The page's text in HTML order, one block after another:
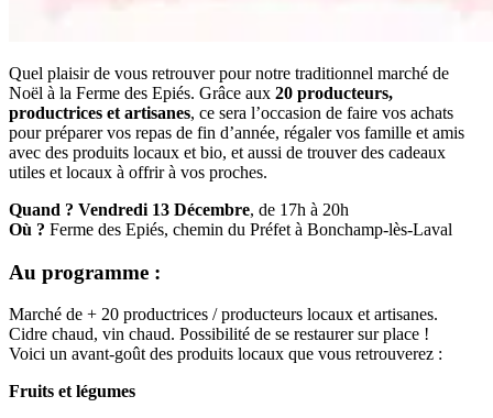
Quel plaisir de vous retrouver pour notre traditionnel marché de
Noël à la Ferme des Epiés. Grâce aux 20 producteurs,
productrices et artisanes, ce sera l’occasion de faire vos achats
pour préparer vos repas de fin d’année, régaler vos famille et amis
avec des produits locaux et bio, et aussi de trouver des cadeaux
utiles et locaux à offrir à vos proches.
Quand ? Vendredi 13 Décembre, de 17h à 20h
Où ? Ferme des Epiés, chemin du Préfet à Bonchamp-lès-Laval
Au programme :
Marché de + 20 productrices / producteurs locaux et artisanes.
Cidre chaud, vin chaud. Possibilité de se restaurer sur place !
Voici un avant-goût des produits locaux que vous retrouverez :
Fruits et légumes